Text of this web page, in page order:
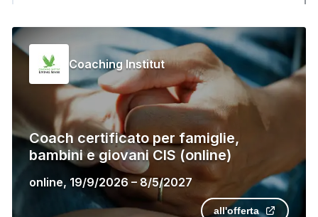
Coaching Institut
Coach certificato per famiglie,
bambini e giovani CIS (online)
online, 19/9/2026 –8/5/2027
all'offerta